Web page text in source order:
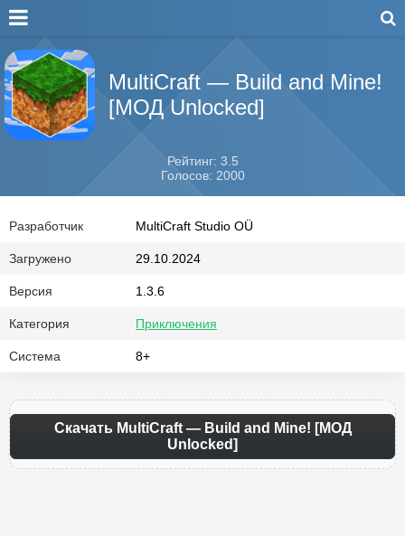
MultiCraft — Build and Mine!
[МОД Unlocked]
Рейтинг: 3.5
Голосов: 2000
Разработчик MultiCraft Studio OÜ
Загружено 29.10.2024
Версия 1.3.6
Категория Приключения
Система 8+
Скачать MultiCraft — Build and Mine! [МОД
Unlocked]